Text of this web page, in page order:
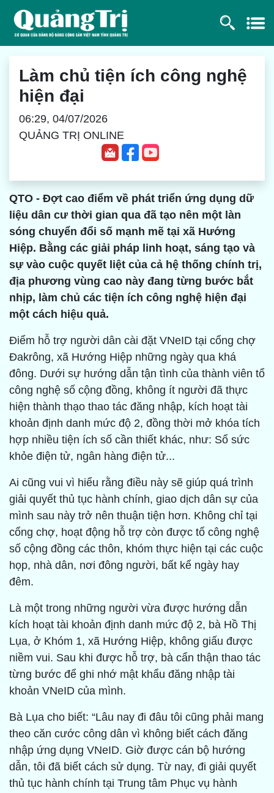
Làm chủ tiện ích công nghệ
hiện đại
06:29, 04/07/2026
QUẢNG TRỊ ONLINE
QTO - Đợt cao điểm về phát triển ứng dụng dữ
liệu dân cư thời gian qua đã tạo nên một làn
sóng chuyển đổi số mạnh mẽ tại xã Hướng
Hiệp. Bằng các giải pháp linh hoạt, sáng tạo và
sự vào cuộc quyết liệt của cả hệ thống chính trị,
địa phương vùng cao này đang từng bước bắt
nhịp, làm chủ các tiện ích công nghệ hiện đại
một cách hiệu quả.
Điểm hỗ trợ người dân cài đặt VNeID tại cổng chợ
Đakrông, xã Hướng Hiệp những ngày qua khá
đông. Dưới sự hướng dẫn tận tình của thành viên tổ
công nghệ số cộng đồng, không ít người đã thực
hiện thành thạo thao tác đăng nhập, kích hoạt tài
khoản định danh mức độ 2, đồng thời mở khóa tích
hợp nhiều tiện ích số cần thiết khác, như: Sổ sức
khỏe điện tử, ngân hàng điện tử...
Ai cũng vui vì hiểu rằng điều này sẽ giúp quá trình
giải quyết thủ tục hành chính, giao dịch dân sự của
mình sau này trở nên thuận tiện hơn. Không chỉ tại
cổng chợ, hoạt động hỗ trợ còn được tổ công nghệ
số cộng đồng các thôn, khóm thực hiện tại các cuộc
họp, nhà dân, nơi đông người, bất kể ngày hay
đêm.
Là một trong những người vừa được hướng dẫn
kích hoạt tài khoản định danh mức độ 2, bà Hồ Thị
Lụa, ở Khóm 1, xã Hướng Hiệp, không giấu được
niềm vui. Sau khi được hỗ trợ, bà cẩn thận thao tác
từng bước để ghi nhớ mật khẩu đăng nhập tài
khoản VNeID của mình.
Bà Lụa cho biết: “Lâu nay đi đâu tôi cũng phải mang
theo căn cước công dân vì không biết cách đăng
nhập ứng dụng VNeID. Giờ được cán bộ hướng
dẫn, tôi đã biết cách sử dụng. Từ nay, đi giải quyết
thủ tục hành chính tại Trung tâm Phục vụ hành